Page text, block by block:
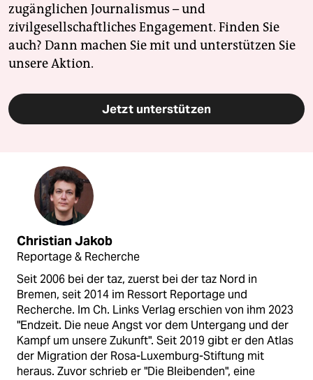
zugänglichen Journalismus – und
zivilgesellschaftliches Engagement. Finden Sie
auch? Dann machen Sie mit und unterstützen Sie
unsere Aktion.
Jetzt unterstützen
Christian Jakob
Reportage & Recherche
Seit 2006 bei der taz, zuerst bei der taz Nord in
Bremen, seit 2014 im Ressort Reportage und
Recherche. Im Ch. Links Verlag erschien von ihm 2023
"Endzeit. Die neue Angst vor dem Untergang und der
Kampf um unsere Zukunft". Seit 2019 gibt er den Atlas
der Migration der Rosa-Luxemburg-Stiftung mit
heraus. Zuvor schrieb er "Die Bleibenden", eine